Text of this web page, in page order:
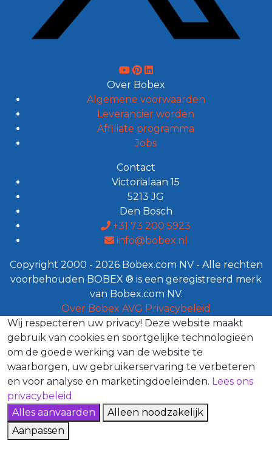
Over Bobex
Algemene voorwaarden
Leverancier worden
Affiliate programma
Jobs
Contact
Victorialaan 15
5213 JG
Den Bosch
+31 73 200 5923
info@bobex.nl
Copyright 2000 - 2026 Bobex.com NV - Alle rechten
voorbehouden BOBEX ® is een geregistreerd merk
van Bobex.com NV.
Over Bobex AVG Privacybeleid
Wij respecteren uw privacy! Deze website maakt
gebruik van cookies en soortgelijke technologieën
om de goede werking van de website te
waarborgen, uw gebruikerservaring te verbeteren
en voor analyse en marketingdoeleinden. Lees ons
privacybeleid
Alles aanvaarden
Alleen noodzakelijk
Aanpassen